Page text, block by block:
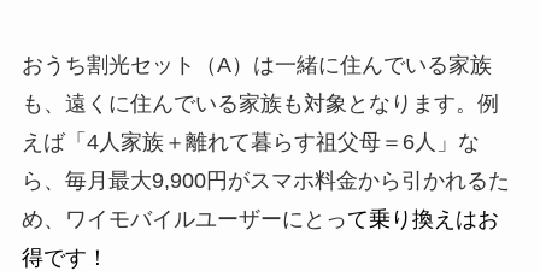
おうち割光セット（A）は一緒に住んでいる家族
も、遠くに住んでいる家族も対象となります。例
えば「4人家族＋離れて暮らす祖父母＝6人」な
ら、毎月最大9,900円がスマホ料金から引かれるた
め、ワイモバイルユーザーにとって乗り換えはお
得です！